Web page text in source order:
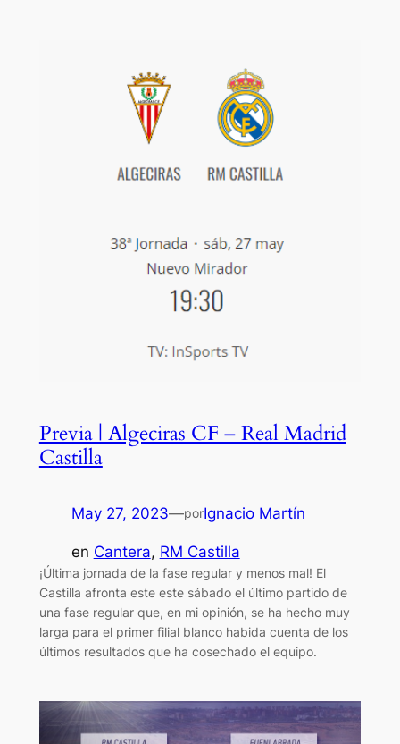
Previa | Algeciras CF – Real Madrid
Castilla
May 27, 2023—porIgnacio Martín
en Cantera, RM Castilla
¡Última jornada de la fase regular y menos mal! El
Castilla afronta este este sábado el último partido de
una fase regular que, en mi opinión, se ha hecho muy
larga para el primer filial blanco habida cuenta de los
últimos resultados que ha cosechado el equipo.